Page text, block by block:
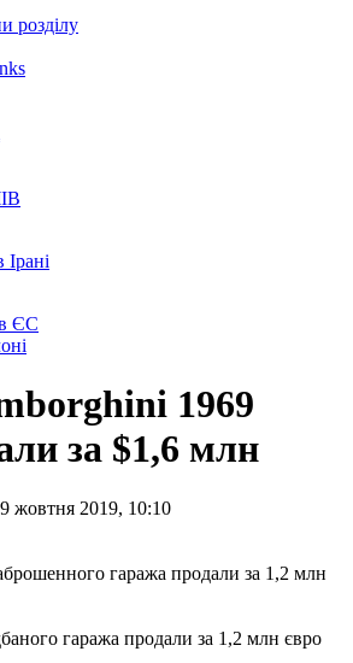
розділу
Ірані
ЄС
1969
за $1,6 млн
жовтня 2019, 10:10
гаража продали за 1,2 млн євро